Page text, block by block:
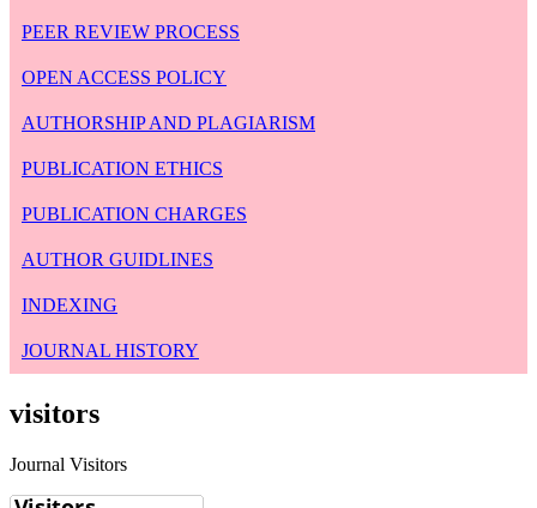
PEER REVIEW PROCESS
OPEN ACCESS POLICY
AUTHORSHIP AND PLAGIARISM
PUBLICATION ETHICS
PUBLICATION CHARGES
AUTHOR GUIDLINES
INDEXING
JOURNAL HISTORY
visitors
Journal Visitors